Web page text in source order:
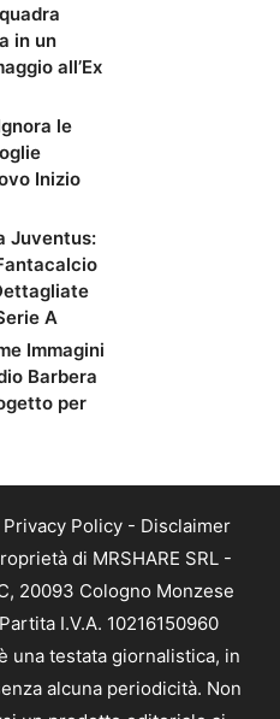
in un
all’Ex
le
Inizio
Juventus:
A
Immagini
Barbera
per
Privacy Policy - Disclaimer
di MRSHARE SRL -
20093 Cologno Monzese
I.V.A. 10216150960
una testata giornalistica, in
alcuna periodicità. Non